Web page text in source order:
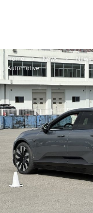
Home News News
Automotive